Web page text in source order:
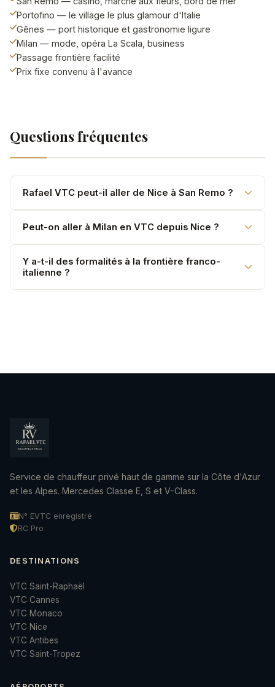
Portofino — le village le plus glamour d'Italie
Gênes — port historique et gastronomie ligure
Milan — mode, opéra La Scala, business
Passage frontière facilité
Prix fixe convenu à l'avance
Questions fréquentes
Rafael VTC peut-il aller de Nice à San Remo ?
Oui. San Remo est à environ 45 minutes depuis la côte
— tarif sur devis.
Peut-on aller à Milan en VTC depuis Nice ?
Oui. Trajet de ~3h — Mercedes Classe S
recommandée pour le confort.
Y a-t-il des formalités à la frontière franco-
italienne ?
Service de chauffeur privé haut de gamme sur la Côte d'Azur
et les Alpes. Mercedes Classe E, S et V-Class.
N° EVTC enregistré
RC Pro
DESTINATIONS
VTC Saint-Raphaël
VTC Cannes
VTC Monaco
VTC Nice
VTC Antibes
VTC Saint-Tropez